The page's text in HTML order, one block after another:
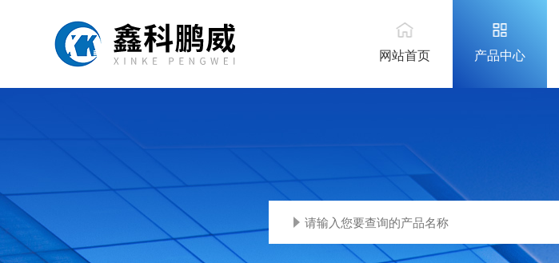
网站首页 产品中心